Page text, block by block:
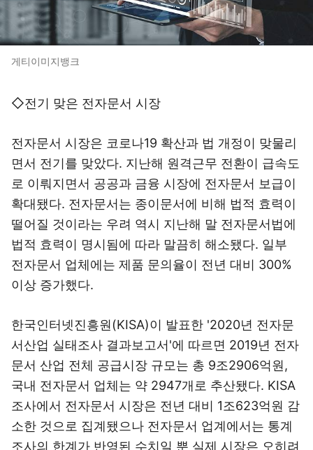
게티이미지뱅크
◇전기 맞은 전자문서 시장
전자문서 시장은 코로나19 확산과 법 개정이 맞물리
면서 전기를 맞았다. 지난해 원격근무 전환이 급속도
로 이뤄지면서 공공과 금융 시장에 전자문서 보급이
확대됐다. 전자문서는 종이문서에 비해 법적 효력이
떨어질 것이라는 우려 역시 지난해 말 전자문서법에
법적 효력이 명시됨에 따라 말끔히 해소됐다. 일부
전자문서 업체에는 제품 문의율이 전년 대비 300%
이상 증가했다.
한국인터넷진흥원(KISA)이 발표한 '2020년 전자문
서산업 실태조사 결과보고서'에 따르면 2019년 전자
문서 산업 전체 공급시장 규모는 총 9조2906억원,
국내 전자문서 업체는 약 2947개로 추산됐다. KISA
조사에서 전자문서 시장은 전년 대비 1조623억원 감
소한 것으로 집계됐으나 전자문서 업계에서는 통계
조사의 한계가 반영된 수치일 뿐 실제 시장은 오히려